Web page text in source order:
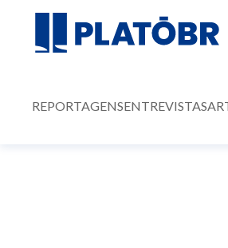
REPORTAGENSENTREVISTAS